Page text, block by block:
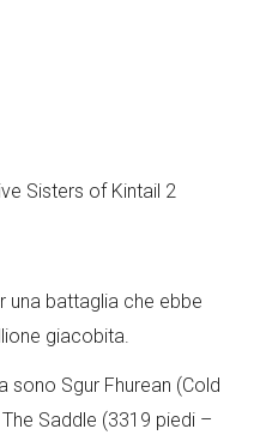
una battaglia che ebbe
giacobita.
sono Sgur Fhurean (Cold
Saddle (3319 piedi –